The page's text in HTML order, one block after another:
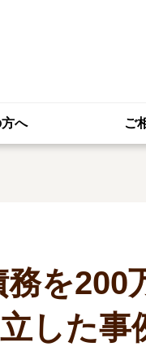
へ ご
を200
立した事